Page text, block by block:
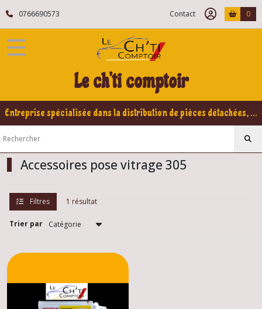
0766690573 Contact 0
Le ch'ti comptoir
Entreprise spécialisée dans la distribution de pièces détachées, refabrication pour voitures Yountimers Peugeot 205 GTI, 309 GTI - GTI16
Accessoires pose vitrage 305
Filtres 1 résultat
Trier par
Fermer
FILTRES
Peugeot
305
Eléments
305
Agrafes
carrosserie
305
(1)